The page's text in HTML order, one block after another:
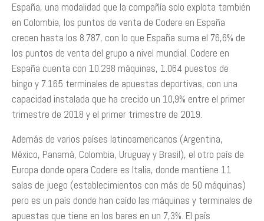
España, una modalidad que la compañía solo explota también
en Colombia, los puntos de venta de Codere en España
crecen hasta los 8.787, con lo que España suma el 76,6% de
los puntos de venta del grupo a nivel mundial. Codere en
España cuenta con 10.298 máquinas, 1.064 puestos de
bingo y 7.165 terminales de apuestas deportivas, con una
capacidad instalada que ha crecido un 10,9% entre el primer
trimestre de 2018 y el primer trimestre de 2019.
Además de varios países latinoamericanos (Argentina,
México, Panamá, Colombia, Uruguay y Brasil), el otro país de
Europa donde opera Codere es Italia, donde mantiene 11
salas de juego (establecimientos con más de 50 máquinas)
pero es un país donde han caído las máquinas y terminales de
apuestas que tiene en los bares en un 7,3%. El país